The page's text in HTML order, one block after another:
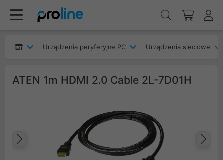
Urządzenia peryferyjne PC Urządzenia sieciowe
ATEN 1m HDMI 2.0 Cable 2L-7D01H
Poprzedni